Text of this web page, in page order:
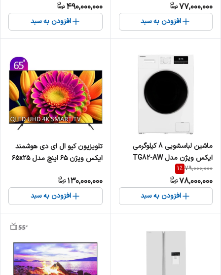
77,000,000
افزودن به سبد
490,000,000
افزودن به سبد
ماشین لباسشویی 8 کیلوگرمی
ایکس ویژن مدل TG82-AW
79,000,000
1%
78,000,000
افزودن به سبد
تلویزیون کیو ال ای دی هوشمند
ایکس ویژن 65 اینچ مدل 65x25
130,000,000
افزودن به سبد